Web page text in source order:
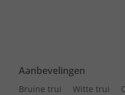
Aanbevelingen
Bruine trui Witte trui